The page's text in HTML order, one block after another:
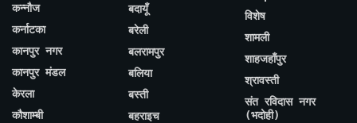
कन्नौज
कर्नाटका
कानपुर नगर
कानपुर मंडल
केरला
कौशाम्बी
बदायूँ
बरेली
बलरामपुर
बलिया
बस्ती
बहराइच
विशेष
शामली
शाहजहाँपुर
श्रावस्ती
संत रविदास नगर
(भदोही)